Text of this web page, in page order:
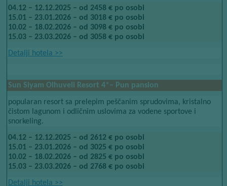
04.12 – 12.12.2025 – od 2458 € po osobi
15.01 – 23.01.2026 – od 3018 € po osobi
10.02 – 18.02.2026 – od 3098 € po osobi
15.03 – 23.03.2026 – od 3058 € po osobi
Detalji hotela​​ >>
Sun Siyam Olhuveli Resort​​ 4*– Pun pansion
popularan resort sa prelepim peščanim sprudovima, kristalno
čistom lagunom i odličnim uslovima za vodene sportove i
snorkeling.
04.12 – 12.12.2025 – od 2612 € po osobi
15.01 – 23.01.2026 – od 3025 € po osobi
10.02 – 18.02.2026 – od 2825 € po osobi
15.03 – 23.03.2026 – od 2768 € po osobi
Detalji hotela​​ >>